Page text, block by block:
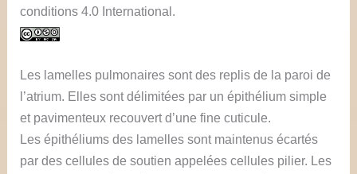
conditions 4.0 International.
Les lamelles pulmonaires sont des replis de la paroi de
l’atrium. Elles sont délimitées par un épithélium simple
et pavimenteux recouvert d’une fine cuticule.
Les épithéliums des lamelles sont maintenus écartés
par des cellules de soutien appelées cellules pilier. Les